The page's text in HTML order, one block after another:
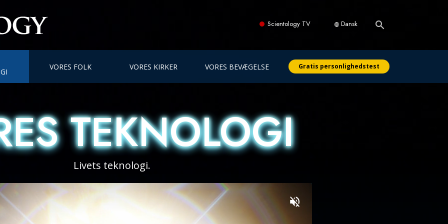
Scientology TV Dansk
VORES FOLK VORES KIRKER VORES BEVÆGELSE Gratis personlighedstest
TEKNOLOGI
TEKNOLOGI
Livets teknologi.